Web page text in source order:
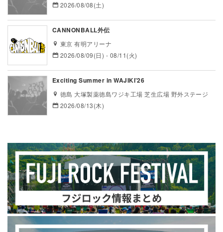
2026/08/08(土)
CANNONBALL外伝
東京 有明アリーナ
2026/08/09(日) - 08/11(火)
Exciting Summer in WAJIKI’26
徳島 大塚製薬徳島ワジキ工場 芝生広場 野外ステージ
2026/08/13(木)